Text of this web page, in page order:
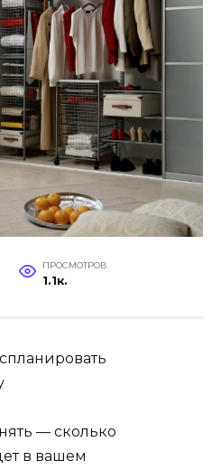
ПРОСМОТРОВ
1.1к.
— сколько
в вашем